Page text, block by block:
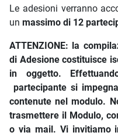
Le adesioni verranno
un massimo di 12
ATTENZIONE: la
di Adesione costituisce
in oggetto.
partecipante si
contenute nel modulo.
trasmettere il Modulo,
o via mail. Vi invitiamo